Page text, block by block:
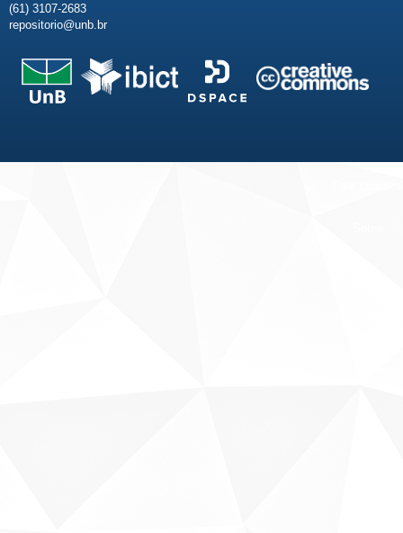
(61) 3107-2683
repositorio@unb.br